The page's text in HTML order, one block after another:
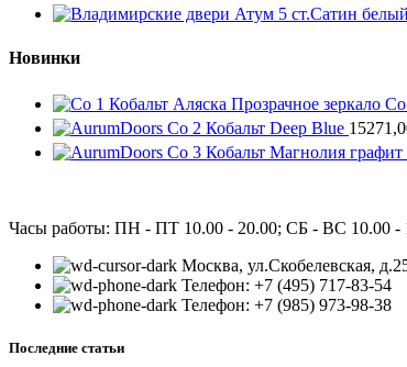
Атум 5 ст.Сатин
Новинки
Co 2 Кобальт Deep Blue
Co 3 Кобальт Магнолия графит
Часы работы: ПН - ПТ 10.00 - 20.00; СБ - ВС 10.00 -
Москва, ул.Скобелевская,
Телефон: +7 (495) 717-83-54
Телефон: +7 (985) 973-98-38
Последние статьи